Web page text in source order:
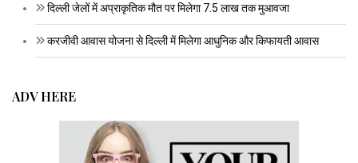
दिल्ली जेलों में अप्राकृतिक मौत पर मिलेगा 7.5 लाख तक मुआवजा
करजीवी आवास योजना से दिल्ली में मिलेगा आधुनिक और किफायती आवास
ADV HERE